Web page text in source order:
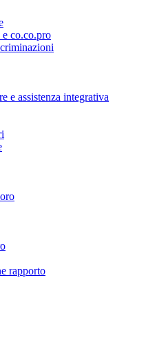
e co.co.pro
e assistenza integrativa
rapporto